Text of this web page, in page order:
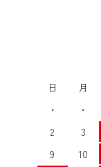
日 月
・
・
2
3
9
10